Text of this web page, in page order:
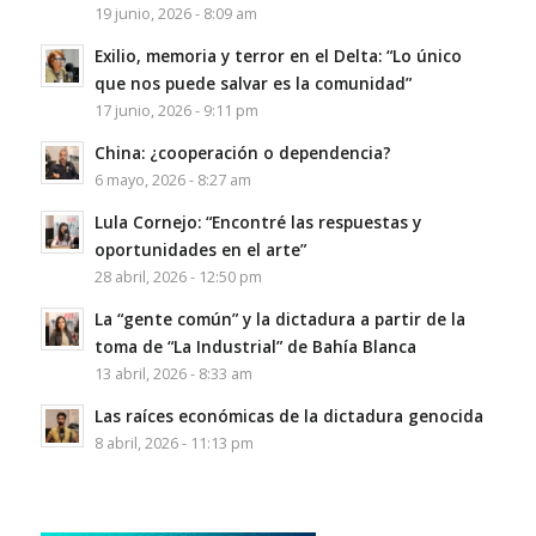
19 junio, 2026 - 8:09 am
Exilio, memoria y terror en el Delta: “Lo único
que nos puede salvar es la comunidad”
17 junio, 2026 - 9:11 pm
China: ¿cooperación o dependencia?
6 mayo, 2026 - 8:27 am
Lula Cornejo: “Encontré las respuestas y
oportunidades en el arte”
28 abril, 2026 - 12:50 pm
La “gente común” y la dictadura a partir de la
toma de “La Industrial” de Bahía Blanca
13 abril, 2026 - 8:33 am
Las raíces económicas de la dictadura genocida
8 abril, 2026 - 11:13 pm